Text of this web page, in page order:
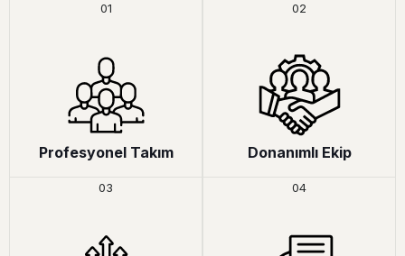
01
Profesyonel Takım
02
Donanımlı Ekip
03 04